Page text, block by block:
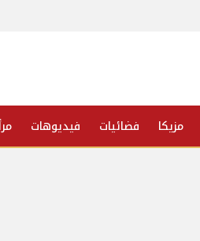
مزيكا فضائيات فيديوهات